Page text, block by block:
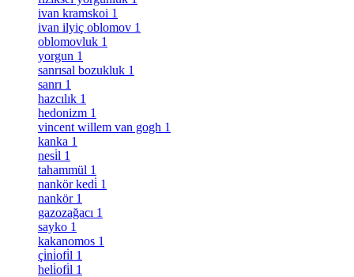
ivan kramskoi 1
ivan ilyiç oblomov 1
oblomovluk 1
yorgun 1
sanrısal bozukluk 1
sanrı 1
hazcılık 1
hedonizm 1
vincent willem van gogh 1
kanka 1
nesi̇l 1
tahammül 1
nankör kedi̇ 1
nankör 1
gazozağacı 1
sayko 1
kakanomos 1
çi̇ni̇ofi̇l 1
heli̇ofi̇l 1